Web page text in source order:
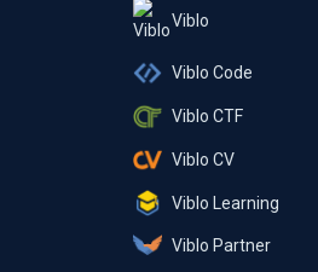
Viblo
Viblo Code
Viblo CTF
Viblo CV
Viblo Learning
Viblo Partner